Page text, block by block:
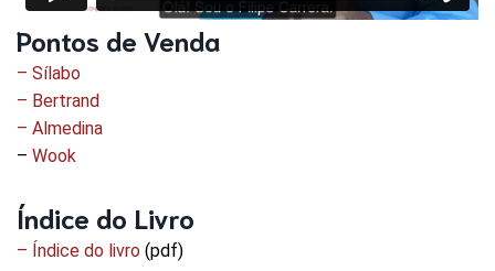
Pontos de Venda
– Sílabo
– Bertrand
– Almedina
– Wook
Índice do Livro
– Índice do livro (pdf)